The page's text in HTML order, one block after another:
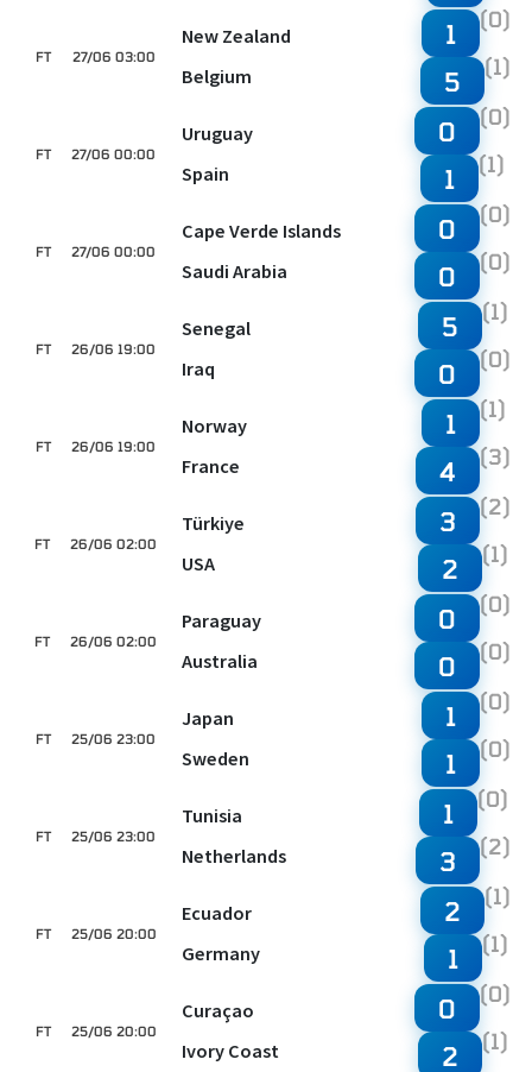
27/06 03:00
FT
New Zealand
Belgium
1 (0)
5 (1)
27/06 00:00
FT
Uruguay
Spain
0 (0)
1 (1)
27/06 00:00
FT
Cape Verde Islands
Saudi Arabia
0 (0)
0 (0)
26/06 19:00
FT
Senegal
Iraq
5 (1)
0 (0)
26/06 19:00
FT
Norway
France
1 (1)
4 (3)
26/06 02:00
FT
Türkiye
USA
3 (2)
2 (1)
26/06 02:00
FT
Paraguay
Australia
0 (0)
0 (0)
25/06 23:00
FT
Japan
Sweden
1 (0)
1 (0)
25/06 23:00
FT
Tunisia
Netherlands
1 (0)
3 (2)
25/06 20:00
FT
Ecuador
Germany
2 (1)
1 (1)
25/06 20:00
FT
Curaçao
Ivory Coast
0 (0)
2 (1)